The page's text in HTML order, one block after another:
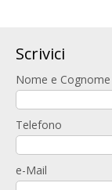
Scrivici
Nome e Cognome
Telefono
e-Mail